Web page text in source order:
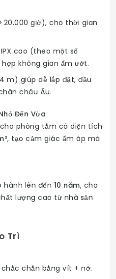
20.000 giờ), cho thời gian
cao (theo một số
không gian ẩm ướt.
m) giúp dễ lắp đặt, đầu
châu Âu.
Đến Vừa
phòng tắm có diện tích
, tạo cảm giác ấm áp mà
hành lên đến 10 năm, cho
lượng cao từ nhà sản
Trì
chắn bằng vít + nở.